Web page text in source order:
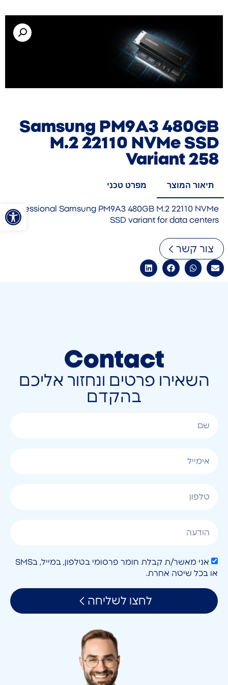
פתח
Samsung PM9A3 480GB
M.2 22110 NVMe SSD
Variant 258
תיאור המוצר מפרט טכני
Professional Samsung PM9A3 480GB M.2 22110 NVMe
SSD variant for data centers
צור קשר
Contact
השאירו פרטים ונחזור אליכם
בהקדם
אני מאשר/ת קבלת חומר פרסומי בטלפון, במייל, בSMS
או בכל שיטה אחרת.
לחצו לשליחה